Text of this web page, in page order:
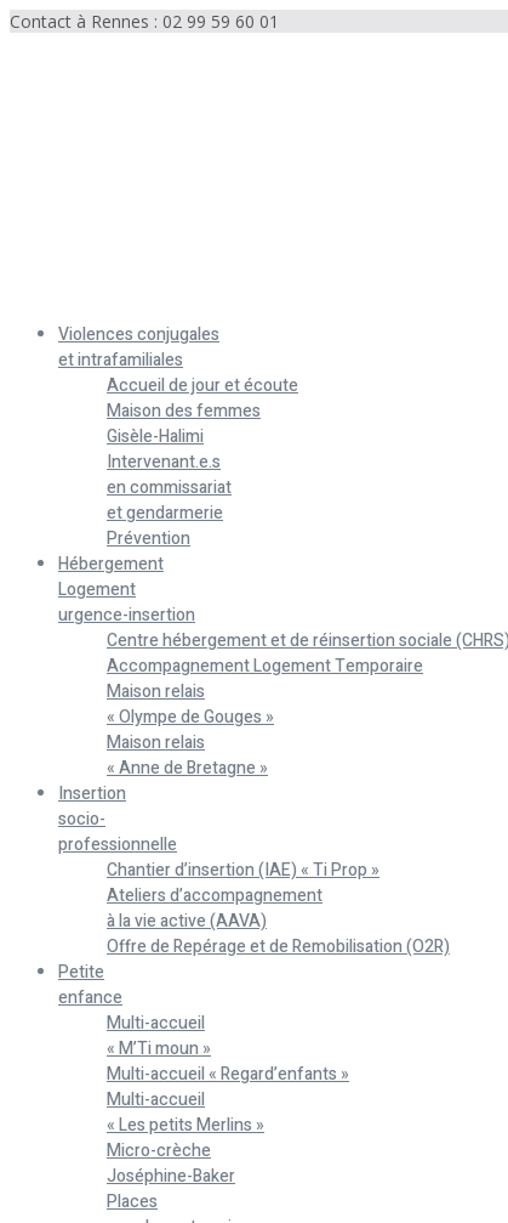
Contact à Rennes : 02 99 59 60 01
Violences conjugales
et intrafamiliales
Accueil de jour et écoute
Maison des femmes
Gisèle-Halimi
Intervenant.e.s
en commissariat
et gendarmerie
Prévention
Hébergement
Logement
urgence-insertion
Centre hébergement et de réinsertion sociale (CHRS)
Accompagnement Logement Temporaire
Maison relais
« Olympe de Gouges »
Maison relais
« Anne de Bretagne »
Insertion
socio-
professionnelle
Chantier d’insertion (IAE) « Ti Prop »
Ateliers d’accompagnement
à la vie active (AAVA)
Offre de Repérage et de Remobilisation (O2R)
Petite
enfance
Multi-accueil
« M’Ti moun »
Multi-accueil « Regard’enfants »
Multi-accueil
« Les petits Merlins »
Micro-crèche
Joséphine-Baker
Places